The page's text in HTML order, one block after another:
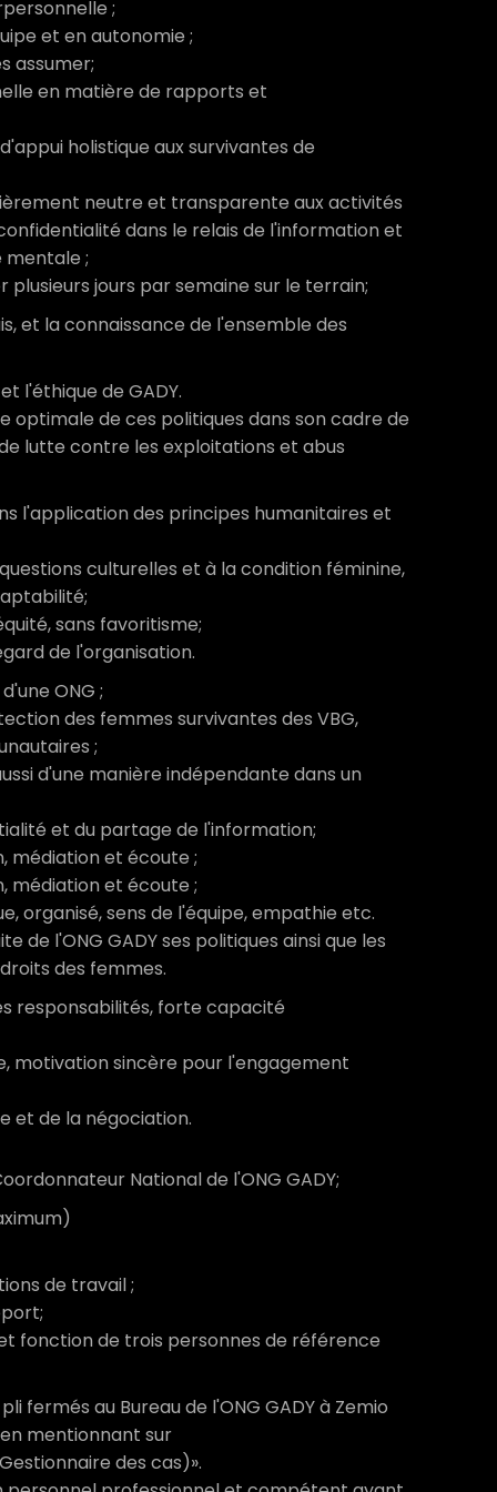
;
et en autonomie ;
assumer;
en matière de rapports et
holistique aux survivantes de
neutre et transparente aux activités
dans le relais de l'information et
;
jours par semaine sur le terrain;
et la connaissance de l'ensemble des
l'éthique de GADY.
optimale de ces politiques dans son cadre de
lutte contre les exploitations et abus
l'application des principes humanitaires et
culturelles et à la condition féminine,
sans favoritisme;
de l'organisation.
ONG ;
des femmes survivantes des VBG,
;
d'une manière indépendante dans un
et du partage de l'information;
médiation et écoute ;
médiation et écoute ;
organisé, sens de l'équipe, empathie etc.
de l'ONG GADY ses politiques ainsi que les
des femmes.
responsabilités, forte capacité
motivation sincère pour l'engagement
et de la négociation.
National de l'ONG GADY;
de travail ;
fonction de trois personnes de référence
fermés au Bureau de l'ONG GADY à Zemio
mentionnant sur
des cas)».